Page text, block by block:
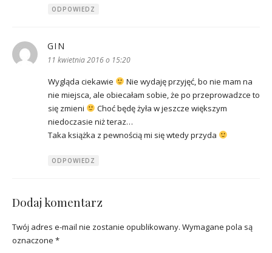
ODPOWIEDZ
GIN
11 kwietnia 2016 o 15:20
Wygląda ciekawie
Nie wydaję przyjęć, bo nie mam na
nie miejsca, ale obiecałam sobie, że po przeprowadzce to
się zmieni
Choć będę żyła w jeszcze większym
niedoczasie niż teraz…
Taka książka z pewnością mi się wtedy przyda
ODPOWIEDZ
Dodaj komentarz
Twój adres e-mail nie zostanie opublikowany. Wymagane pola są
oznaczone *